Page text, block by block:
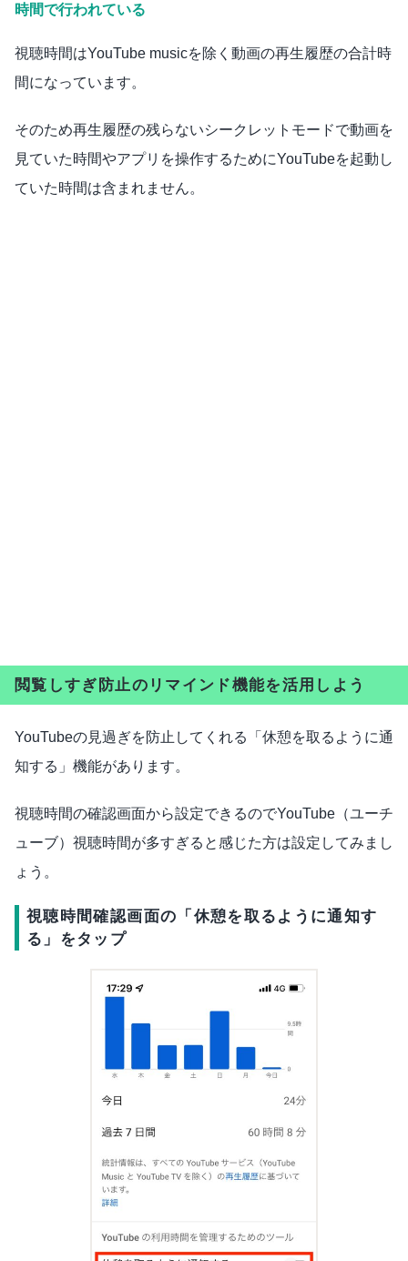
時間で行われている
視聴時間はYouTube musicを除く動画の再生履歴の合計時
間になっています。
そのため再生履歴の残らないシークレットモードで動画を
見ていた時間やアプリを操作するためにYouTubeを起動し
ていた時間は含まれません。
閲覧しすぎ防止のリマインド機能を活用しよう
YouTubeの見過ぎを防止してくれる「休憩を取るように通
知する」機能があります。
視聴時間の確認画面から設定できるのでYouTube（ユーチ
ューブ）視聴時間が多すぎると感じた方は設定してみまし
ょう。
視聴時間確認画面の「休憩を取るように通知す
る」をタップ